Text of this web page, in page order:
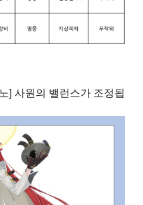
] 사원의 밸런스가 조정됩